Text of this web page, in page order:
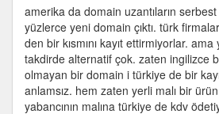
amerika da domain uzantıların serbest
yüzlerce yeni domain çıktı. türk
den bir kısmını kayıt ettirmiyorlar. ama
takdirde alternatif çok. zaten ingilizce
olmayan bir domain i türkiye de bir
anlamsız. hem zaten yerli malı bir
yabancının malına türkiye de kdv